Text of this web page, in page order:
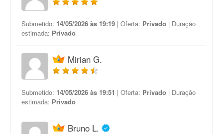
Submetido: 14/05/2026 às 19:19 | Oferta: Privado | Duração
estimada: Privado
Mirian G.
Submetido: 14/05/2026 às 19:51 | Oferta: Privado | Duração
estimada: Privado
Bruno L.